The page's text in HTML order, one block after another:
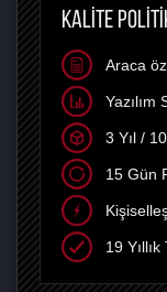
KALİTE
Araca
Yazılım
3 Yıl /
15 Gün
19